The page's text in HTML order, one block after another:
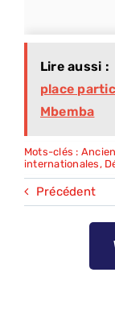
Lire aussi :
place
Mbemba
Mots-clés :
internationales ,
Précédent